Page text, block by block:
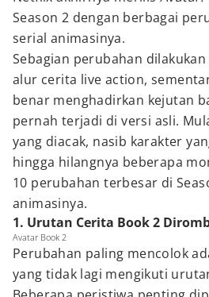
Season 2 dengan berbagai
serial animasinya.
Sebagian perubahan
alur cerita live action,
benar menghadirkan kejutan
pernah terjadi di versi asli.
yang diacak, nasib karakter
hingga hilangnya beberapa
10 perubahan terbesar di
animasinya.
1. Urutan Cerita Book 2
Avatar Book 2
Perubahan paling mencolok
yang tidak lagi mengikuti